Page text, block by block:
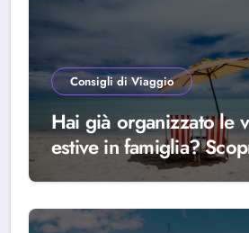
Consigli di Viaggio
Hai già organizzato le
estive in famiglia?
scegliere Alba Adriatica